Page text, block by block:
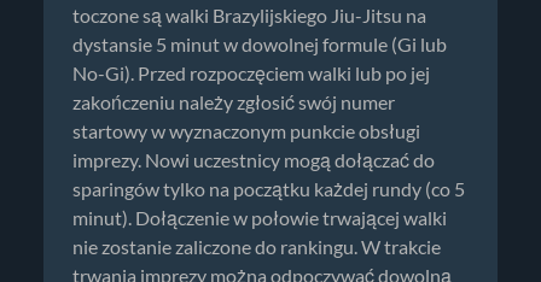
toczone są walki Brazylijskiego Jiu-Jitsu na
dystansie 5 minut w dowolnej formule (Gi lub
No-Gi). Przed rozpoczęciem walki lub po jej
zakończeniu należy zgłosić swój numer
startowy w wyznaczonym punkcie obsługi
imprezy. Nowi uczestnicy mogą dołączać do
sparingów tylko na początku każdej rundy (co 5
minut). Dołączenie w połowie trwającej walki
nie zostanie zaliczone do rankingu. W trakcie
trwania imprezy można odpoczywać dowolną